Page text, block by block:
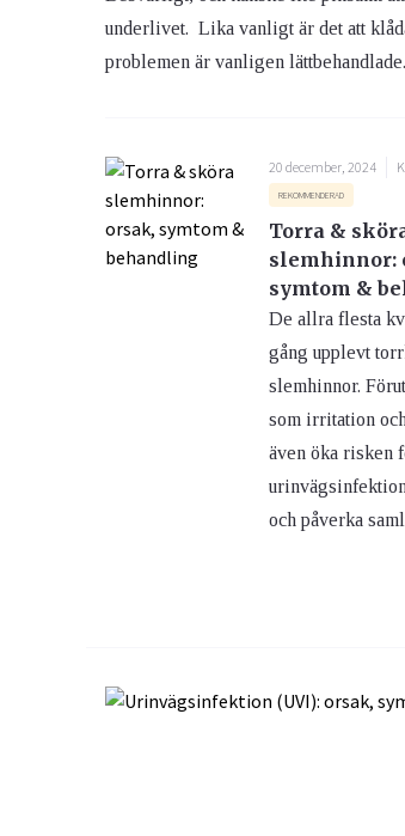
Ögon & Öron
underlivet. Lika vanligt är det att
problemen är vanligen lättbehandlade.
20 december, 2024
REKOMMENDERAD
Torra &
slemhinnor:
symtom &
De allra flesta
gång upplevt
slemhinnor.
som irritation
även öka risken
och påverka